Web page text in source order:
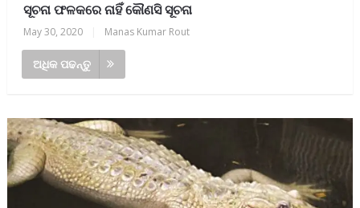
ସୂଚନା ଫଳକରେ ନାହିଁ କୌଣସି ସୂଚନା
May 30, 2020 Manas Kumar Rout
ଅଧିକ ପଢନ୍ତୁ